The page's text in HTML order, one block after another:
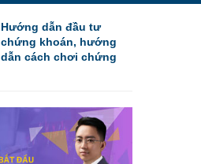
Hướng dẫn đầu tư
chứng khoán, hướng
dẫn cách chơi chứng